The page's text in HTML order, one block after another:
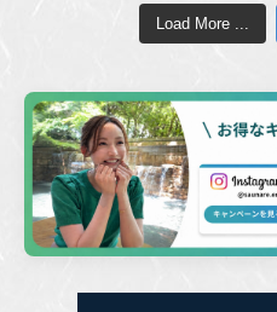
Load More ...